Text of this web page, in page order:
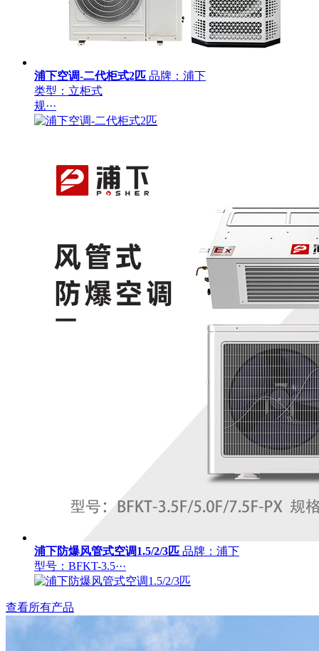
浦下空调-二代柜式2匹 品牌：浦下
类型：立柜式
规···
浦下防爆风管式空调1.5/2/3匹 品牌：浦下
型号：BFKT-3.5···
查看所有产品